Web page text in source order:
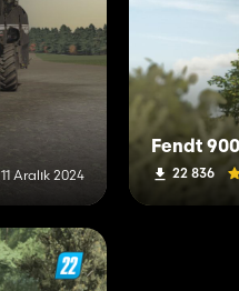
11 Aralık 2024
Fendt
22 836